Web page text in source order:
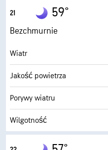
Punkt rosy
AccuLumen Brightness Index™
Zachmurzenie
Widoczność
Pułap chmur
21 59°
Bezchmurnie
Wiatr
Jakość powietrza
Porywy wiatru
Wilgotność
Punkt rosy